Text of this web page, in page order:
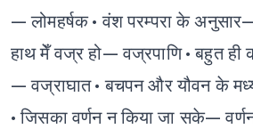
— लोमहर्षक • वंश परम्परा के
हाथ मेँ वज्र हो— वज्रपाणि • बहुत
— वज्राघात • बचपन और यौवन के
• जिसका वर्णन न किया जा सके—